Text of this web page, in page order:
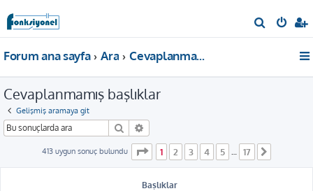
r
Forum ana sayfa Ara Cevaplanmamış başlıklar
Cevaplanmamış başlıklar
Gelişmiş aramaya git
Ara
413 uygun sonuç bulundu . sayfa (Toplam 17 sayfa)
1 2 3 4 5 17
Başlıklar